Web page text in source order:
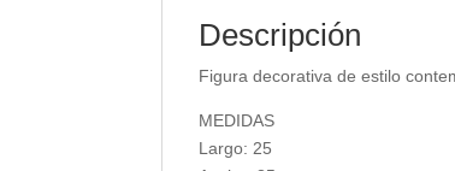
Descripción
Figura decorativa de estilo
MEDIDAS
Largo: 25